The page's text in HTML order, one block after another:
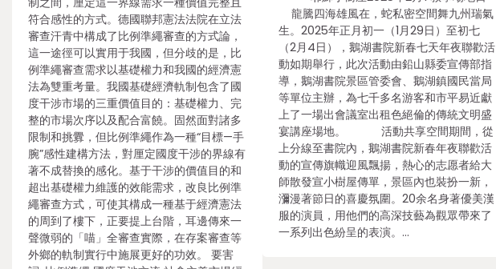
符合感性的方式。德國聯邦憲法法院在立法
審查汗青中構成了比例準繩審查的方式論，
這一途徑可以實用于我國，但分歧的是，比
例準繩審查需求以基礎權力和我國的經濟憲
法為雙重考量。我國基礎經濟軌制包含了國
度干涉市場的三重價值目的：基礎權力、完
整的市場次序以及配合富饒。固然面對諸多
限制和挑釁，但比例準繩作為一種“目標—手
腕”感性建構方法，對厘定國度干涉的界線有
著不成替換的感化。基于干涉的價值目的和
超出基礎權力維護的效能需求，改良比例準
繩審查方式，可使其構成一種基于經濟憲法
的周到了樓下，正要提上台階，耳邊傳來一
聲微弱的「喵」全審查實際，在存案審查等
外鄉的軌制實行中施展更好的功效。 要害
龍騰四海雄風在，蛇私密空間舞九州瑞氣
生。2025年正月初一（1月29日）至初七
（2月4日），鵝湖書院新春七天年夜聯歡活
動如期舉行，此次活動由鉛山縣委宣傳部指
導，鵝湖書院景區管委會、鵝湖鎮國民當局
等單位主辦，為七千多名游客和市平易近獻
上了一場出會議室出租色絕倫的傳統文明盛
宴講座場地。 活動共享空間期間，從
上分線至書院內，鵝湖書院新春年夜聯歡活
動的宣傳旗幟迎風飄揚，熱心的志愿者給大
師散發宣小樹屋傳單，景區內也裝扮一新，
瀰漫著節日的喜慶氛圍。20余名身著優美漢
服的演員，用他們的高深技藝為觀眾帶來了
一系列出色紛呈的表演。…